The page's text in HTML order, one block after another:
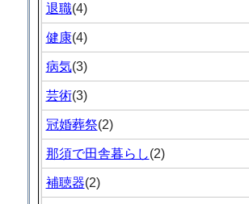
退職(4)
健康(4)
病気(3)
芸術(3)
冠婚葬祭(2)
那須で田舎暮らし(2)
補聴器(2)